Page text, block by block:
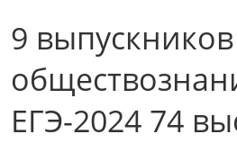
9
ЕГЭ-2024 74